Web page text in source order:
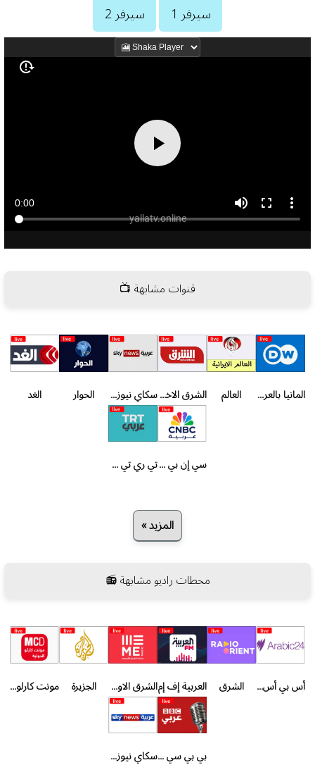
قنوات مشابهة 📺
المانيا بالعربية العالم الشرق الاخبارية سكاي نيوز عربية الحوار الغد
سي إن بي سي عربية تي ري تي عربي
المزيد »
محطات راديو مشابهة 📻
أس بي أس عربي الشرق العربية إف إم الشرق الاوسط - كندا الجزيرة مونت كارلو الدولية
بي بي سي عربي سكاي نيوز عربية